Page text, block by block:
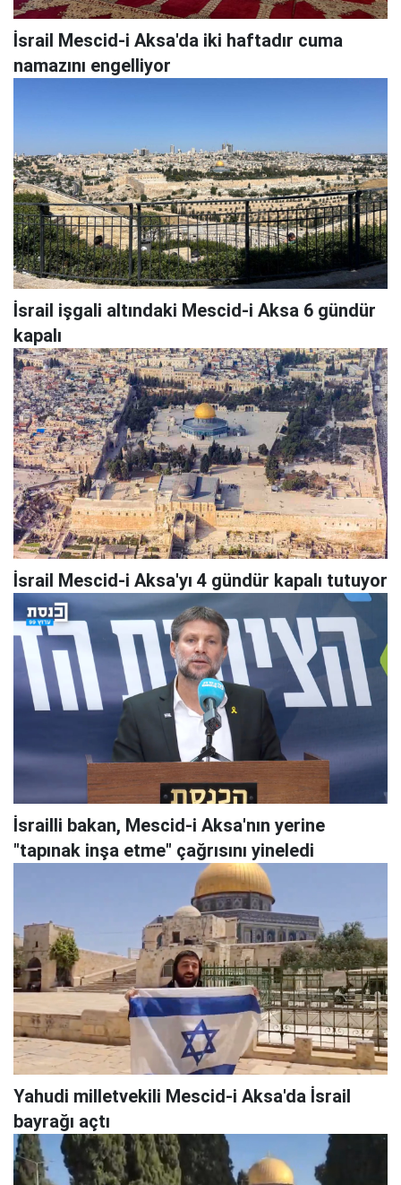
İsrail Mescid-i Aksa'da iki haftadır cuma
namazını engelliyor
İsrail işgali altındaki Mescid-i Aksa 6 gündür
kapalı
İsrail Mescid-i Aksa'yı 4 gündür kapalı tutuyor
İsrailli bakan, Mescid-i Aksa'nın yerine
"tapınak inşa etme" çağrısını yineledi
Yahudi milletvekili Mescid-i Aksa'da İsrail
bayrağı açtı